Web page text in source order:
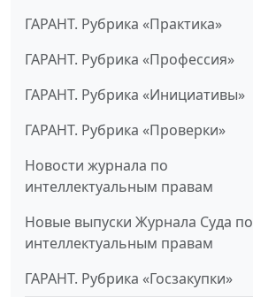
ГАРАНТ. Рубрика «Практика»
ГАРАНТ. Рубрика «Профессия»
ГАРАНТ. Рубрика «Инициативы»
ГАРАНТ. Рубрика «Проверки»
Новости журнала по
интеллектуальным правам
Новые выпуски Журнала Суда по
интеллектуальным правам
ГАРАНТ. Рубрика «Госзакупки»